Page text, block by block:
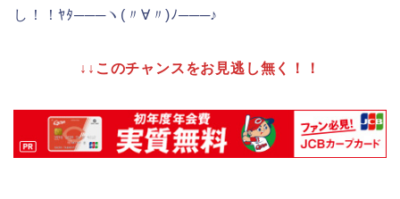
し！！ﾔﾀ───ヽ(〃∀〃)ﾉ───♪
↓↓このチャンスをお見逃し無く！！